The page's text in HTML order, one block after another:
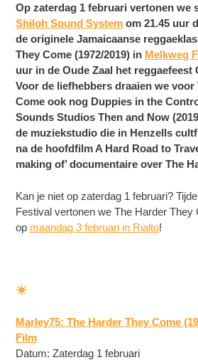
Op zaterdag 1 februari vertonen we
Shiloh Sound System om 21.45 uur
de originele Jamaicaanse
They Come (1972/2019) in Melkweg
uur in de Oude Zaal het
Voor de liefhebbers draaien we voor
Come ook nog Duppies in the
Sounds Studios Then and Now
de muziekstudio die in Henzells
na de hoofdfilm A Hard Road to
making of’ documentaire over The
Kan je niet op zaterdag 1 februari?
Festival vertonen we The Harder They
op maandag 3 februari in Rialto!
Marley75: The Harder They Come
Film
Datum: Zaterdag 1 februari